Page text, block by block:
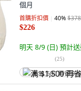
個月
首購折扣價 40%$378
$226
明天 8/9 (日) 預計
(25)
满 $1,500 再省